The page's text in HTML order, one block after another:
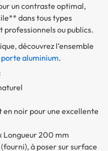
un contraste optimal,
dans tous types
professionnels ou publics.
découvrez l’ensemble
porte aluminium.
en noir pour une excellente
Longueur 200 mm
à poser sur surface